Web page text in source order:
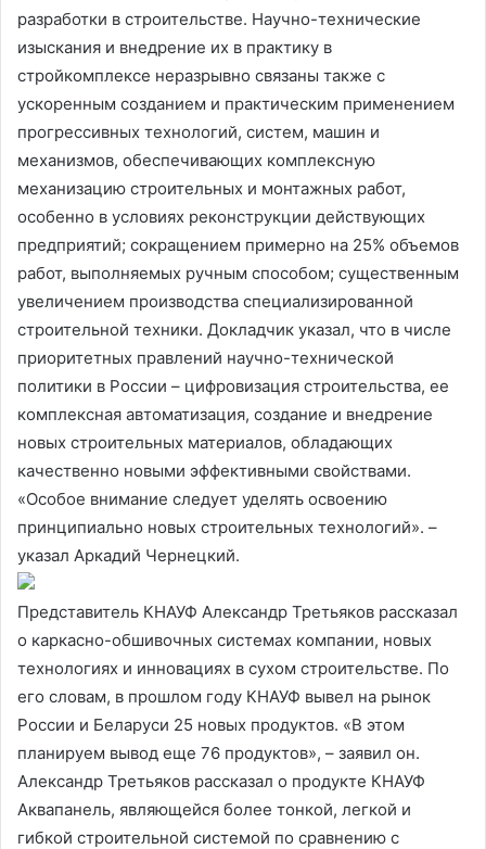
разработки в строительстве. Научно-технические
изыскания и внедрение их в практику в
стройкомплексе неразрывно связаны также с
ускоренным созданием и практическим применением
прогрессивных технологий, систем, машин и
механизмов, обеспечивающих комплексную
механизацию строительных и монтажных работ,
особенно в условиях реконструкции действующих
предприятий; сокращением примерно на 25% объемов
работ, выполняемых ручным способом; существенным
увеличением производства специализированной
строительной техники. Докладчик указал, что в числе
приоритетных правлений научно-технической
политики в России – цифровизация строительства, ее
комплексная автоматизация, создание и внедрение
новых строительных материалов, обладающих
качественно новыми эффективными свойствами.
«Особое внимание следует уделять освоению
принципиально новых строительных технологий». –
указал Аркадий Чернецкий.
Представитель КНАУФ Александр Третьяков рассказал
о каркасно-обшивочных системах компании, новых
технологиях и инновациях в сухом строительстве. По
его словам, в прошлом году КНАУФ вывел на рынок
России и Беларуси 25 новых продуктов. «В этом
планируем вывод еще 76 продуктов», – заявил он.
Александр Третьяков рассказал о продукте КНАУФ
Аквапанель, являющейся более тонкой, легкой и
гибкой строительной системой по сравнению с